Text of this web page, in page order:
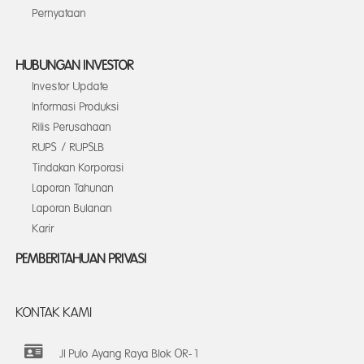
Pernyataan
HUBUNGAN INVESTOR
Investor Update
Informasi Produksi
Rilis Perusahaan
RUPS / RUPSLB
Tindakan Korporasi
Laporan Tahunan
Laporan Bulanan
Karir
PEMBERITAHUAN PRIVASI
KONTAK KAMI
Jl Pulo Ayang Raya Blok OR-1